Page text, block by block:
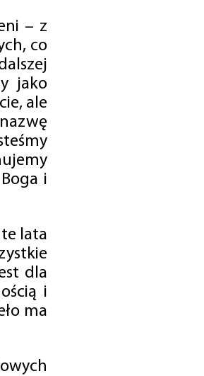
– z
co
jako
ale
i
lata
dla
i
ma